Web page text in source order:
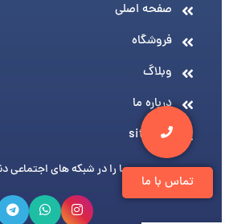
تماس با ما
صفحه اصلی
فروشگاه
وبلاگ
درباره ما
sitemap
ما را در شبکه های اجتماعی